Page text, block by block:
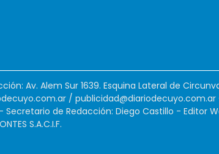
Av. Alem Sur 1639. Esquina Lateral de
/ publicidad@diariodecuyo.com.ar
de Redacción: Diego Castillo - Editor
S.A.C.I.F.